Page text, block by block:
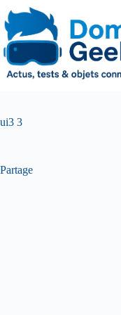
au
contenu
ui3 3
Partage